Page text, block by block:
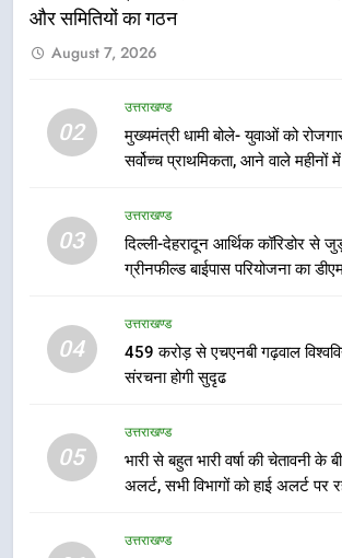
और समितियों का गठन
August 7, 2026
02
उत्तराखण्ड
मुख्यमंत्री धामी बोले- युवाओं को
सर्वोच्च प्राथमिकता, आने वाले महीनों
03
उत्तराखण्ड
दिल्ली-देहरादून आर्थिक कॉरिडोर से
ग्रीनफील्ड बाईपास परियोजना का
सुरक्षा मानकों से कोई समझौता नहींः
04
उत्तराखण्ड
459 करोड़ से एचएनबी गढ़वाल
संरचना होगी सुदृढ
05
उत्तराखण्ड
भारी से बहुत भारी वर्षा की चेतावनी के
अलर्ट, सभी विभागों को हाई अलर्ट पर
उत्तराखण्ड
6
की हुई समीक्षा
उत्तराखण्ड
बैरागीवाला हत्याकांड
अभियुक्त को दून पुलिस ने
गिरफ्तार
1
उत्तराखंड कांग्रेस में